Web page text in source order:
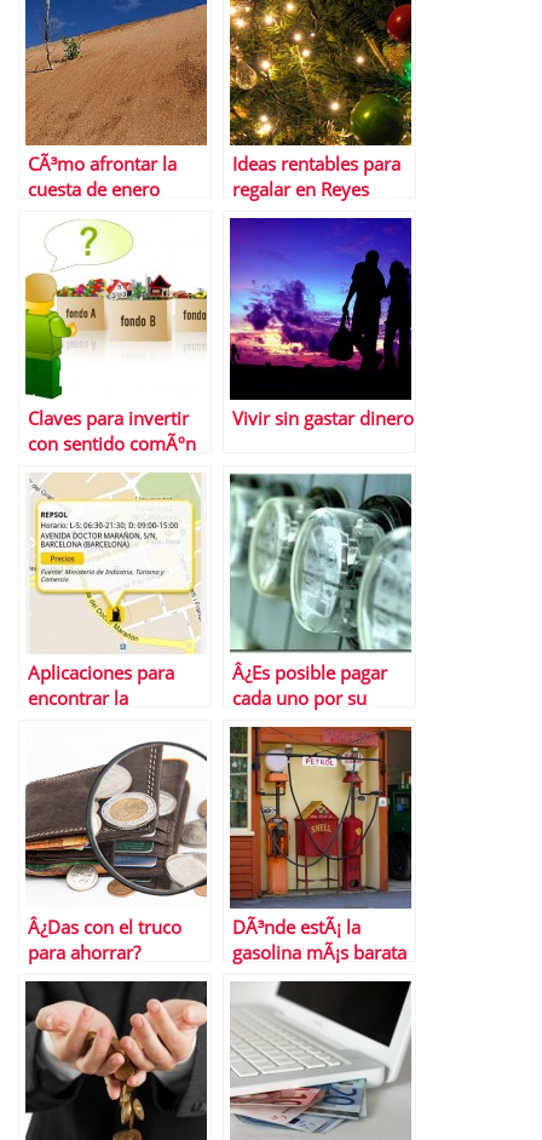
CÃ³mo afrontar la
cuesta de enero
Ideas rentables para
regalar en Reyes
Claves para invertir
con sentido comÃºn
Vivir sin gastar dinero
Aplicaciones para
encontrar la
Â¿Es posible pagar
cada uno por su
calefacciÃ³n?
Â¿Das con el truco
para ahorrar?
DÃ³nde estÃ¡ la
gasolina mÃ¡s barata
de Barcelona